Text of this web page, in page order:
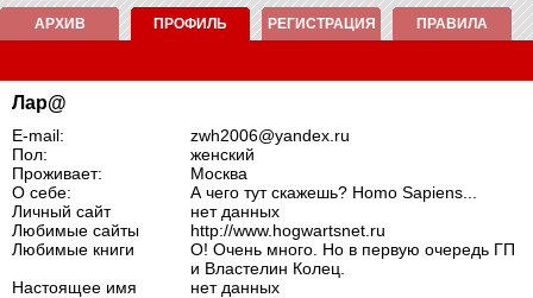
АРХИВ ПРОФИЛЬ РЕГИСТРАЦИЯ ПРАВИЛА
Лар@
E-mail:
zwh2006@yandex.ru
Пол:
женский
Проживает:
Москва
О себе:
А чего тут скажешь? Homo Sapiens...
Личный сайт
нет данных
Любимые сайты
http://www.hogwartsnet.ru
Любимые книги
О! Очень много. Но в первую очередь ГП
и Властелин Колец.
Настоящее имя
нет данных